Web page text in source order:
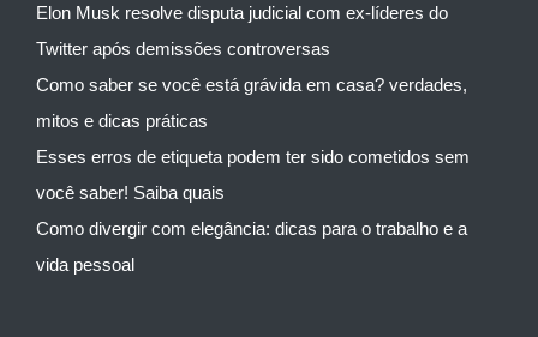
Elon Musk resolve disputa judicial com ex-líderes do
Twitter após demissões controversas
Como saber se você está grávida em casa? verdades,
mitos e dicas práticas
Esses erros de etiqueta podem ter sido cometidos sem
você saber! Saiba quais
Como divergir com elegância: dicas para o trabalho e a
vida pessoal